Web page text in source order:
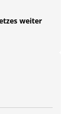
weiter